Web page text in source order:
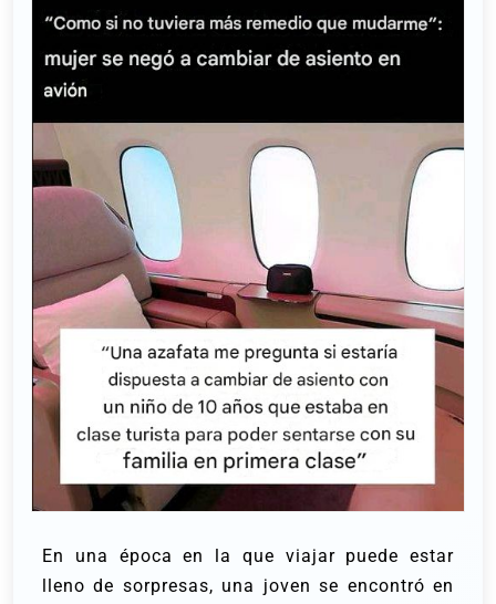
En una época en la que viajar puede estar
lleno de sorpresas, una joven se encontró en